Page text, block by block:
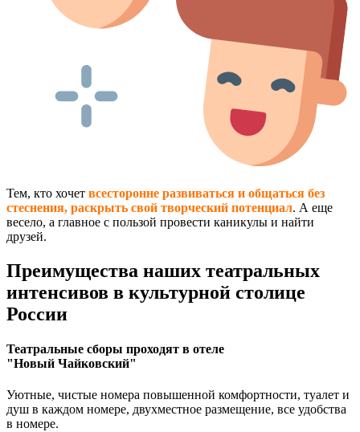
Тем, кто хочет всесторонне развиваться и общаться без
стеснения, раскрыть свой творческий потенциал. А еще
весело, а главное с пользой провести каникулы и найти
друзей.
Преимущества наших театральных
интенсивов в культурной столице
России
Театральные сборы проходят в отеле
"Новый Чайковский"
Уютные, чистые номера повышенной комфортности, туалет и
душ в каждом номере, двухместное размещение, все удобства
в номере.